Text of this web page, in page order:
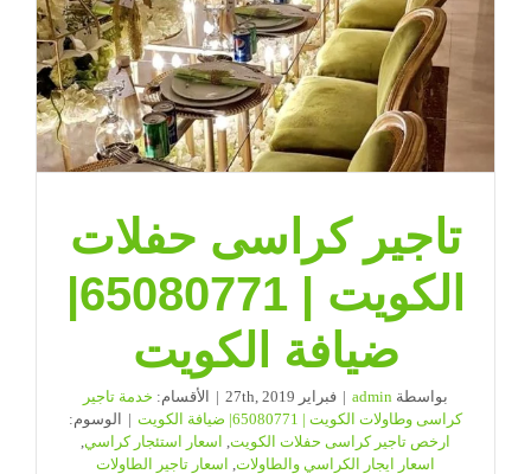
مغلقة
تاجير كراسى حفلات
الكويت | 65080771|
ضيافة الكويت
بواسطة admin
| فبراير 27th, 2019 | الأقسام: خدمة تاجير
كراسى وطاولات الكويت | 65080771| ضيافة الكويت
| الوسوم:
ارخص تاجير كراسى حفلات الكويت اسعار استئجار كراسي
اسعار ايجار الكراسي والطاولات اسعار تاجير الطاولات